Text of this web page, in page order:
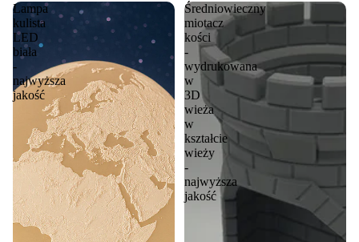
Lampa
kulista
LED
biała
-
najwyższa
jakość
Średniowieczny
miotacz
kości
-
wydrukowana
w
3D
wieża
w
kształcie
wieży
-
najwyższa
jakość